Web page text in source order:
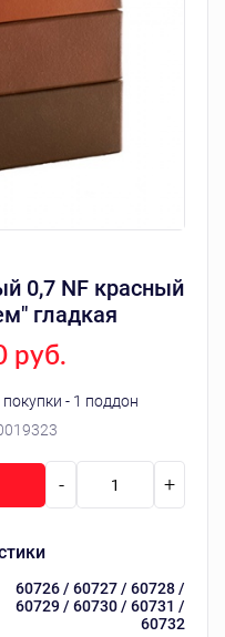
0,7 NF красный
гладкая
руб.
- 1 поддон
60726 / 60727 / 60728 /
60729 / 60730 / 60731 /
60732
- +